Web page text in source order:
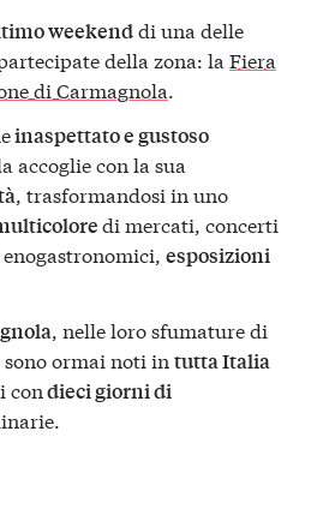
weekenddi una delle
della zona: laFiera
di Carmagnola.
inaspettato e gustoso
accoglie con la sua
, trasformandosi in uno
di mercati, concerti
enogastronomici,esposizioni
, nelle loro sfumature di
sono ormai noti intutta Italia
condieci giorni di